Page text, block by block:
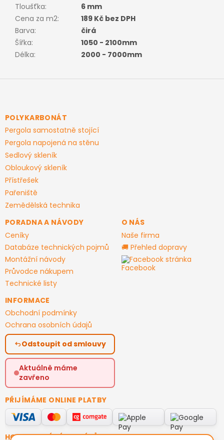
Tloušťka:
6 mm
Cena za m2:
189 Kč bez DPH
Barva:
čirá
Šířka:
1050 - 2100mm
Délka: 2000 - 7000mm
Z
aPOLYKARBONÁT
Pergola samostatně stojící
Pergola napojená na stěnu
Sedlový skleník
Obloukový skleník
Přístřešek
Pařeniště
Zemědělská technika
PORADNA A NÁVODY
Ceníky
Databáze technických pojmů
Montážní návody
Průvodce nákupem
Technické listy
O NÁS
Naše firma
🚚 Přehled dopravy
Facebook stránka
INFORMACE
Obchodní podmínky
Ochrana osobních údajů
Odstoupit od smlouvy
Aktuálně máme
zavřeno
PŘIJÍMÁME ONLINE PLATBY
HODNOCENÍ ZÁKAZNÍKŮ